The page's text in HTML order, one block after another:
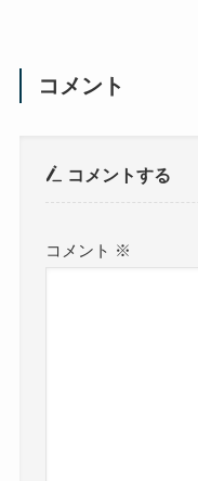
コメント
コメントする
コメント ※